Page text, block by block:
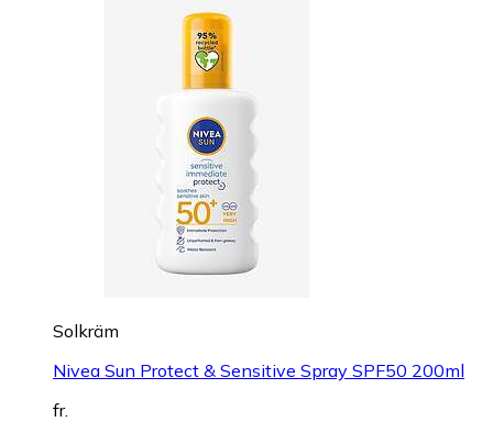
Solkräm
Nivea Sun Protect & Sensitive Spray SPF50 200ml
fr.